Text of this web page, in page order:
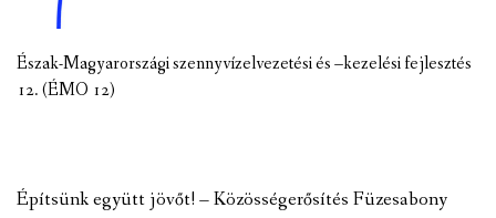
Észak-Magyarországi szennyvízelvezetési és –kezelési fejlesztés
12. (ÉMO 12)
Építsünk együtt jövőt! – Közösségerősítés Füzesabony